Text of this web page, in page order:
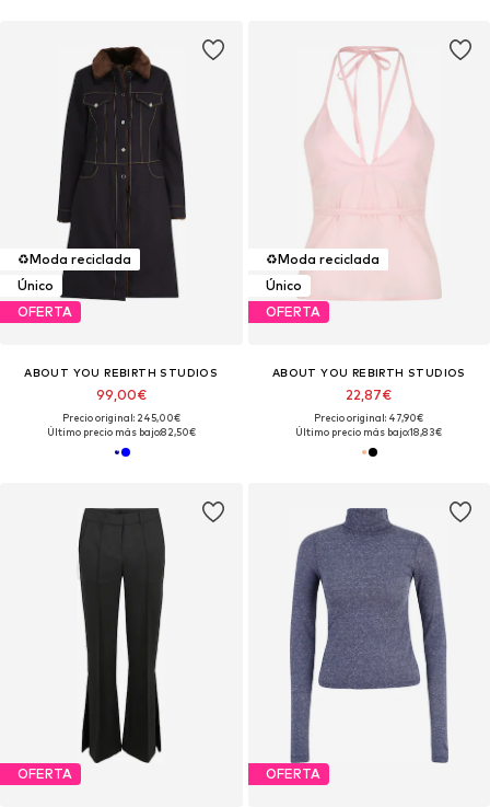
♻️Moda reciclada
Único
OFERTA
ABOUT YOU REBIRTH STUDIOS
99,00€
Precio original: 245,00€
Último precio más bajo:82,50€
♻️Moda reciclada
Único
OFERTA
ABOUT YOU REBIRTH STUDIOS
22,87€
Precio original: 47,90€
Último precio más bajo:18,83€
OFERTA OFERTA